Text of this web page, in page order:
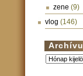
zene (9)
vlog (146)
Archívum